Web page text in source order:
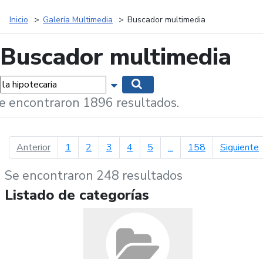
Inicio Galería Multimedia Buscador multimedia
Buscador multimedia
Mostrar opciones de búsqueda
encontraron 1896 resultados.
Anteriorpágina anterior
1 2 3 4 5 ... 158 Siguiente
Se encontraron 248 resultados
Listado de categorías